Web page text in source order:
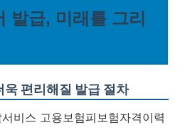
발급, 미래를 그리
욱 편리해질 발급 절차
비스 고용보험피보험자격이력